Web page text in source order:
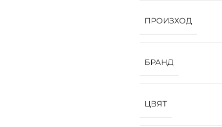
ПРОИЗХОД
БРАНД
ЦВЯТ